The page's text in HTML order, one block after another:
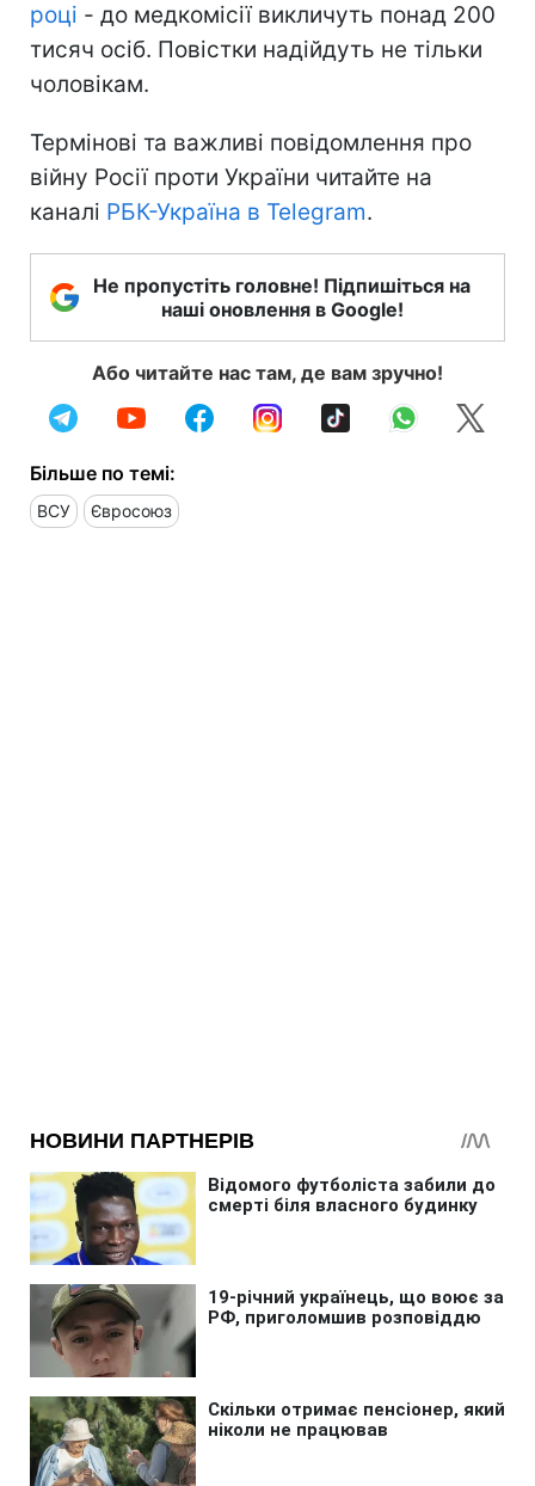
році - до медкомісії викличуть понад 200
тисяч осіб. Повістки надійдуть не тільки
чоловікам.
Термінові та важливі повідомлення про
війну Росії проти України читайте на
каналі РБК-Україна в Telegram.
Не пропустіть головне! Підпишіться на
наші оновлення в Google!
Або читайте нас там, де вам зручно!
Більше по темі:
ВСУ Євросоюз